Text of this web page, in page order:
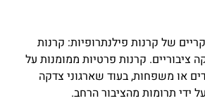
של קרנות פילנתרופיות: קרנות
ציבוריים. קרנות פרטיות ממומנות על
או משפחות, בעוד שארגוני צדקה
ידי תרומות מהציבור הרחב.